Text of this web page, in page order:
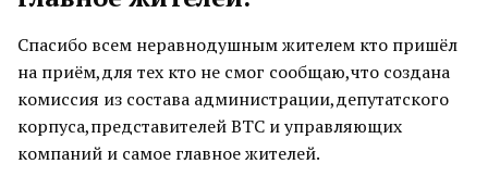
Спасибо всем неравнодушным жителем кто пришёл
на приём,для тех кто не смог сообщаю,что создана
комиссия из состава администрации,депутатского
корпуса,представителей ВТС и управляющих
компаний и самое главное жителей.